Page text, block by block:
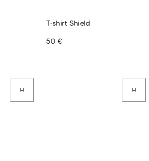
T-shirt Shield
50 €